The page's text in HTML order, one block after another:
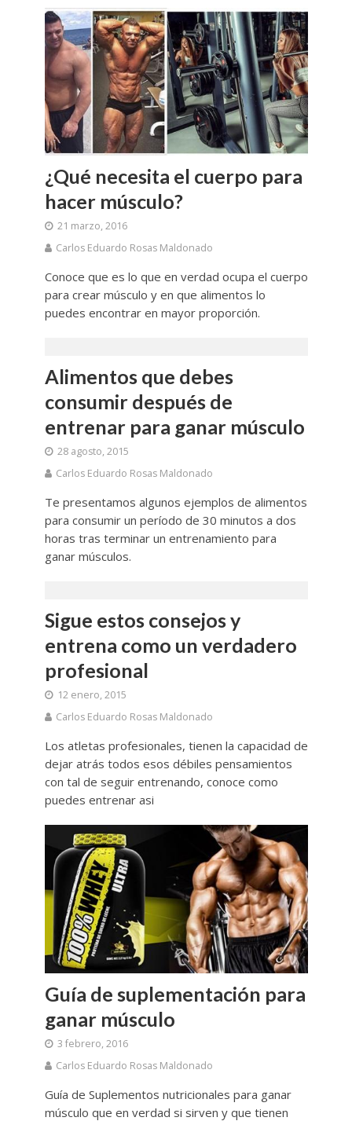
¿Qué necesita el cuerpo para
hacer músculo?
21 marzo, 2016
Carlos Eduardo Rosas Maldonado
Conoce que es lo que en verdad ocupa el cuerpo
para crear músculo y en que alimentos lo
puedes encontrar en mayor proporción.
Alimentos que debes
consumir después de
entrenar para ganar músculo
28 agosto, 2015
Carlos Eduardo Rosas Maldonado
Te presentamos algunos ejemplos de alimentos
para consumir un período de 30 minutos a dos
horas tras terminar un entrenamiento para
ganar músculos.
Sigue estos consejos y
entrena como un verdadero
profesional
12 enero, 2015
Carlos Eduardo Rosas Maldonado
Los atletas profesionales, tienen la capacidad de
dejar atrás todos esos débiles pensamientos
con tal de seguir entrenando, conoce como
puedes entrenar asi
Guía de suplementación para
ganar músculo
3 febrero, 2016
Carlos Eduardo Rosas Maldonado
Guía de Suplementos nutricionales para ganar
músculo que en verdad si sirven y que tienen